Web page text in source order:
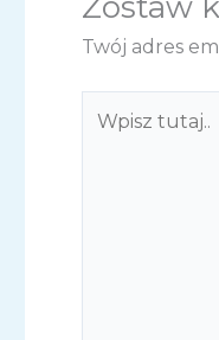
Twój adres
tutaj..